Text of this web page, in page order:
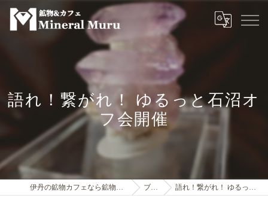
語れ！繋がれ！ ゆるっと石沼オ
フ会開催
伊丹の鉱物カフェなら鉱物＆カフェMineral Muru ブログ 語れ！繋がれ！ ゆるっと石沼オフ会開催